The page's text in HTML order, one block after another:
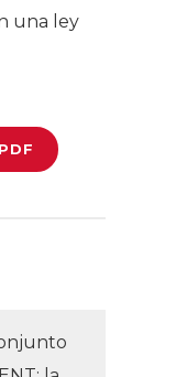
una ley